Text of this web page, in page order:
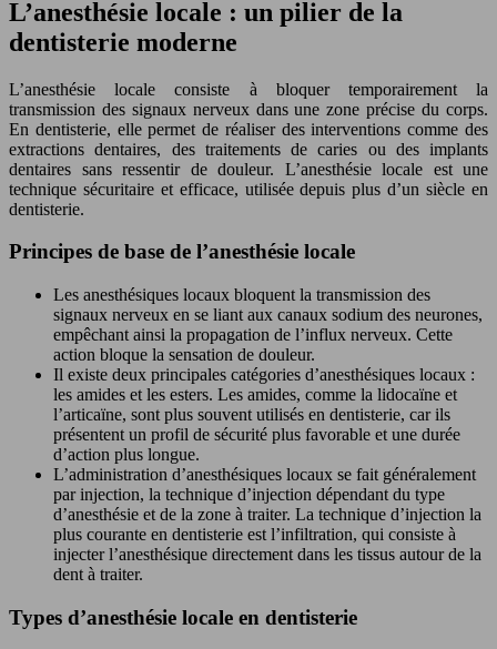
L’anesthésie locale : un pilier de la
dentisterie moderne
L’anesthésie locale consiste à bloquer temporairement la
transmission des signaux nerveux dans une zone précise du corps.
En dentisterie, elle permet de réaliser des interventions comme des
extractions dentaires, des traitements de caries ou des implants
dentaires sans ressentir de douleur. L’anesthésie locale est une
technique sécuritaire et efficace, utilisée depuis plus d’un siècle en
dentisterie.
Principes de base de l’anesthésie locale
Les anesthésiques locaux bloquent la transmission des
signaux nerveux en se liant aux canaux sodium des neurones,
empêchant ainsi la propagation de l’influx nerveux. Cette
action bloque la sensation de douleur.
Il existe deux principales catégories d’anesthésiques locaux :
les amides et les esters. Les amides, comme la lidocaïne et
l’articaïne, sont plus souvent utilisés en dentisterie, car ils
présentent un profil de sécurité plus favorable et une durée
d’action plus longue.
L’administration d’anesthésiques locaux se fait généralement
par injection, la technique d’injection dépendant du type
d’anesthésie et de la zone à traiter. La technique d’injection la
plus courante en dentisterie est l’infiltration, qui consiste à
injecter l’anesthésique directement dans les tissus autour de la
dent à traiter.
Types d’anesthésie locale en dentisterie